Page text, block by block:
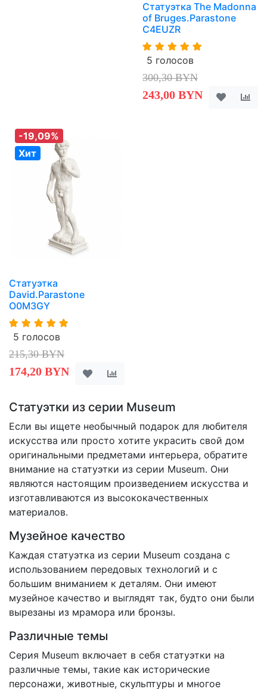
Статуэтка The Madonna
of Bruges.Parastone
C4EUZR
5 голосов
300,30 BYN
243,00 BYN
-19,09%
Хит
Статуэтка
David.Parastone
O0M3GY
5 голосов
215,30 BYN
174,20 BYN
Статуэтки из серии Museum
Если вы ищете необычный подарок для любителя
искусства или просто хотите украсить свой дом
оригинальными предметами интерьера, обратите
внимание на статуэтки из серии Museum. Они
являются настоящим произведением искусства и
изготавливаются из высококачественных
материалов.
Музейное качество
Каждая статуэтка из серии Museum создана с
использованием передовых технологий и с
большим вниманием к деталям. Они имеют
музейное качество и выглядят так, будто они были
вырезаны из мрамора или бронзы.
Различные темы
Серия Museum включает в себя статуэтки на
различные темы, такие как исторические
персонажи, животные, скульптуры и многое